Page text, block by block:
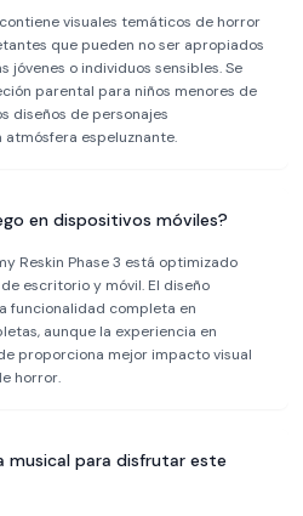
visuales temáticos de horror
que pueden no ser apropiados
jóvenes o individuos sensibles. Se
parental para niños menores de
diseños de personajes
espeluznante.
en dispositivos móviles?
Reskin Phase 3 está optimizado
escritorio y móvil. El diseño
funcionalidad completa en
aunque la experiencia en
proporciona mejor impacto visual
horror.
musical para disfrutar este